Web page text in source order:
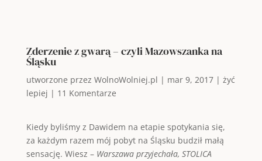
Zderzenie z gwarą – czyli Mazowszanka na
Śląsku
utworzone przez WolnoWolniej.pl | mar 9, 2017| żyć
lepiej | 11 Komentarze
Kiedy byliśmy z Dawidem na etapie spotykania się,
za każdym razem mój pobyt na Śląsku budził małą
sensację. Wiesz – Warszawa przyjechała, STOLICA